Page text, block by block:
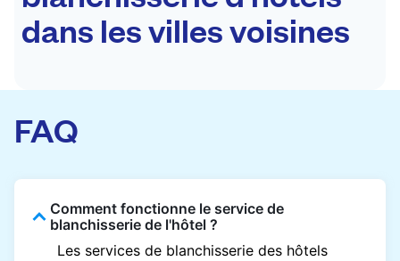
dans les villes voisines
FAQ
Comment fonctionne le service de
blanchisserie de l'hôtel ?
Les services de blanchisserie des hôtels